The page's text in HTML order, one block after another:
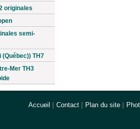
originales
semi-
TH7
Mer TH3
Accueil Contact Plan du site